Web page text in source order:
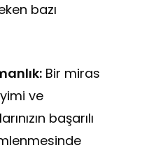
bazı
Bir miras
ve
başarılı